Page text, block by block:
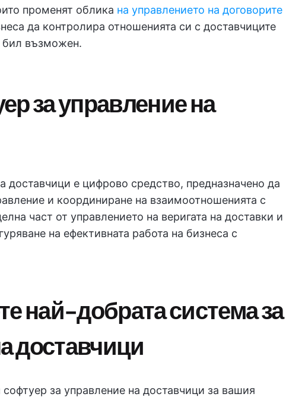
променят облика на управлението на договорите
да контролира отношенията си с доставчиците
бил възможен.
за управление на
доставчици е цифрово средство, предназначено да
и координиране на взаимоотношенията с
част от управлението на веригата на доставки и
на ефективната работа на бизнеса с
най-добрата система за
доставчици
за управление на доставчици за вашия